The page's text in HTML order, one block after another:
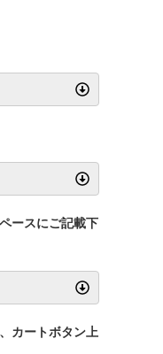
ースにご記載下
カートボタン上